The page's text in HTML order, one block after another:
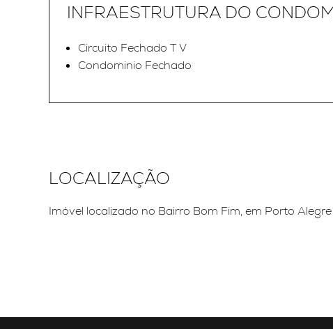
INFRAESTRUTURA DO
Circuito Fechado T V
Condominio Fechado
LOCALIZAÇÃO
Imóvel localizado no Bairro Bom Fim, em Porto